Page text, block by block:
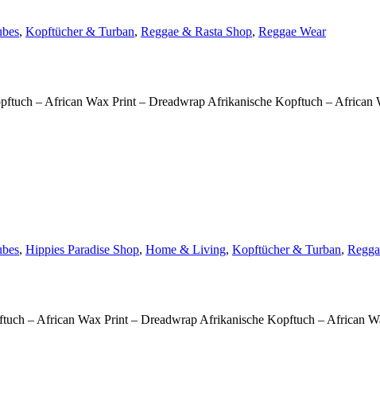
, Kopftücher & Turban, Reggae & Rasta Shop, Reggae Wear
– African Wax Print – Dreadwrap Afrikanische Kopftuch – African
, Hippies Paradise Shop, Home & Living, Kopftücher & Turban,
– African Wax Print – Dreadwrap Afrikanische Kopftuch – African